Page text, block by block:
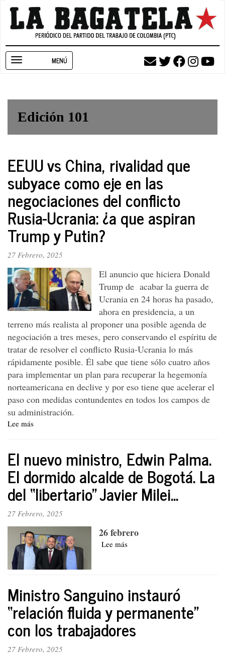
Pasar
contenido
navigation
Edición 101
EEUU vs China, rivalidad que
subyace como eje en las
negociaciones del conflicto
Rusia-Ucrania: ¿a que aspiran
Trump y Putin?
27 Febrero, 2025
El anuncio que hiciera Donald
Trump de acabar la guerra de
Ucrania en 24 horas ha pasado,
ahora en presidencia, a un
terreno más realista al proponer una posible agenda de
negociación a tres meses, pero conservando el espíritu de
tratar de resolver el conflicto Rusia-Ucrania lo más
rápidamente posible. Él sabe que tiene sólo cuatro años
para implementar un plan para recuperar la hegemonía
norteamericana en declive y por eso tiene que acelerar el
paso con medidas contundentes en todos los campos de
su administración.
Lee más
China,
rivalidad
que
subyace
como
en
las
negociaciones
del
conflicto
Rusia-
¿a
que
aspiran
Trump
y
Putin?
El nuevo ministro, Edwin Palma.
El dormido alcalde de Bogotá. La
del “libertario” Javier Milei...
27 Febrero, 2025
26 febrero
Lee más
Palma.
dormido
alcalde
de
Ministro Sanguino instauró
“relación fluida y permanente”
con los trabajadores
27 Febrero, 2025